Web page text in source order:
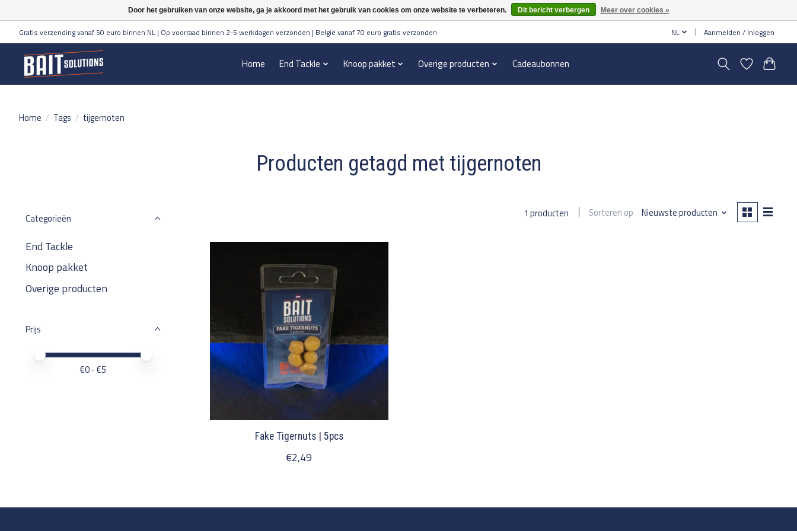
Gratis verzending vanaf 50 euro binnen NL | Op voorraad binnen 2-5 werkdagen verzonden | België vanaf 70 euro gratis verzonden NL Aanmelden / Inloggen
Home End Tackle Knoop pakket Overige producten Cadeaubonnen
Home / Tags / tijgernoten
Producten getagd met tijgernoten
Categorieën
End Tackle
Knoop pakket
Overige producten
Prijs
Minimale prijswaarde
Price maximum value
€0- €5
1 producten Sorteren op Nieuwste producten
Fake Tigernuts | 5pcs
€2,49
Door het gebruiken van onze website, ga je akkoord met het gebruik van cookies om onze website te verbeteren. Dit bericht verbergen Meer over cookies »